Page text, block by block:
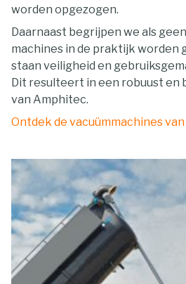
worden opgezogen.
Daarnaast begrijpen we als
machines in de praktijk worden
staan veiligheid en
Dit resulteert in een robuust en
van Amphitec.
Ontdek de vacuümmachines